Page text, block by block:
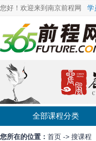
您好！欢迎来到南京前程网 学
全部课程分类
您所在的位置： 首页 -> 搜课程